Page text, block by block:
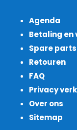
Agenda
Betaling en
Spare parts
Retouren
FAQ
Privacy
Over ons
Sitemap